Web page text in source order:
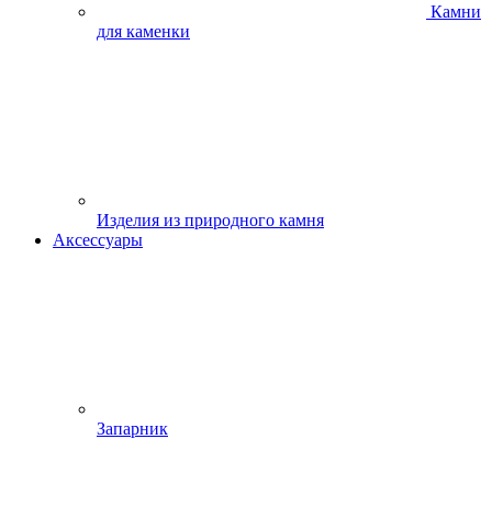
Камни
для каменки
Изделия из природного камня
Аксессуары
Запарник